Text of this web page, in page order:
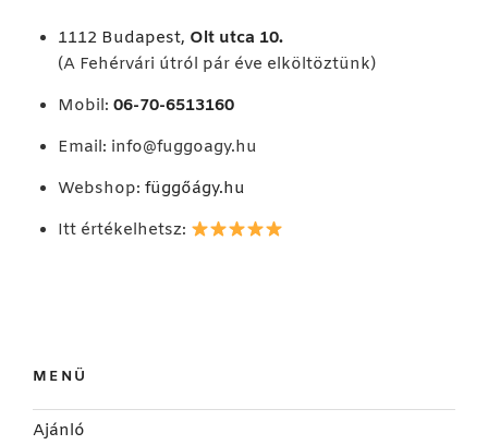
1112 Budapest, Olt utca 10.
(A Fehérvári útról pár éve elköltöztünk)
Mobil: 06-70-6513160
Email: info@fuggoagy.hu
Webshop: függőágy.hu
Itt értékelhetsz:
MENÜ
Ajánló